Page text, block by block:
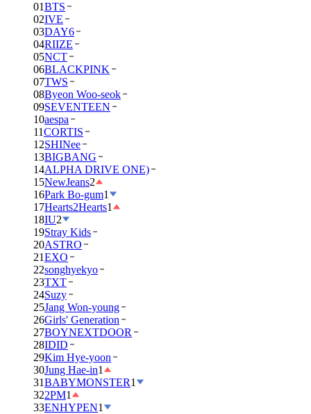
01BTS
02IVE
03DAY6
04RIIZE
05NCT
06BLACKPINK
07TWS
08Byeon Woo-seok
09SEVENTEEN
10aespa
11CORTIS
12SHINee
13BIGBANG
14ALPHA DRIVE ONE)
15NewJeans2
16Park Bo-gum1
17Hearts2Hearts1
18IU2
19Stray Kids
20ASTRO
21EXO
22songhyekyo
23TXT
24Suzy
25Jang Won-young
26Girls' Generation
27BOYNEXTDOOR
28IDID
29Kim Hye-yoon
30Jung Hae-in1
31BABYMONSTER1
322PM1
33ENHYPEN1